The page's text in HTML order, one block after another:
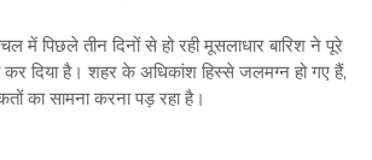
में पिछले तीन दिनों से हो रही मूसलाधार बारिश ने पूरे
दिया है। शहर के अधिकांश हिस्से जलमग्न हो गए हैं,
का सामना करना पड़ रहा है।